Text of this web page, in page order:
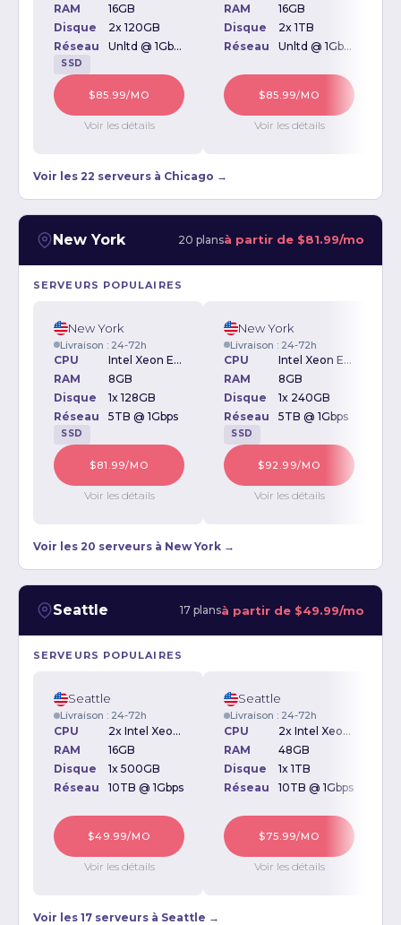
RAM
16GB
Disque
2x 120GB
Réseau
Unltd @ 1Gbps
SSD
$85.99/MO
Voir les détails
RAM
16GB
Disque
2x 1TB
Réseau
Unltd @ 1Gbps
$85.99/MO
Voir les détails
Voir les 22 serveurs à Chicago →
New York 20 plansà partir de $81.99/mo
SERVEURS POPULAIRES
New York
Livraison : 24-72h
CPU
Intel Xeon E3-1230v2 3.30GHz
RAM
8GB
Disque
1x 128GB
Réseau
5TB @ 1Gbps
SSD
$81.99/MO
Voir les détails
New York
Livraison : 24-72h
CPU
Intel Xeon E-2234 3.6GHz
RAM
8GB
Disque
1x 240GB
Réseau
5TB @ 1Gbps
SSD
$92.99/MO
Voir les détails
Voir les 20 serveurs à New York →
Seattle 17 plansà partir de $49.99/mo
SERVEURS POPULAIRES
Seattle
Livraison : 24-72h
CPU
2x Intel Xeon L5420 2.50GHz
RAM
16GB
Disque
1x 500GB
Réseau
10TB @ 1Gbps
$49.99/MO
Voir les détails
Seattle
Livraison : 24-72h
CPU
2x Intel Xeon L5520 2.26GHz
RAM
48GB
Disque
1x 1TB
Réseau
10TB @ 1Gbps
$75.99/MO
Voir les détails
Voir les 17 serveurs à Seattle →